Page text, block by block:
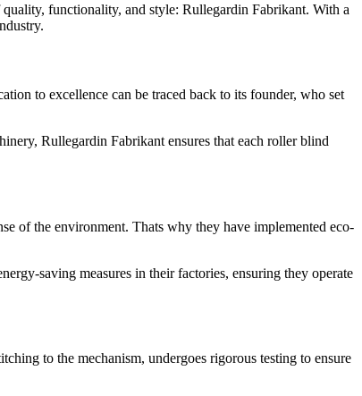
functionality, and style: Rullegardin Fabrikant. With a
to excellence can be traced back to its founder, who set
Rullegardin Fabrikant ensures that each roller blind
of the environment. Thats why they have implemented eco-
saving measures in their factories, ensuring they operate
to the mechanism, undergoes rigorous testing to ensure